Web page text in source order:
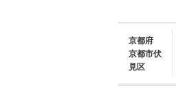
京都府
京都市伏
見区